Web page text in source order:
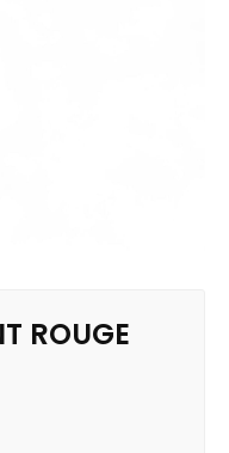
ROUGE